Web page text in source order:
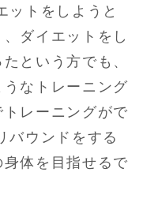
ットをしようと
ダイエットをし
という方でも、
なトレーニング
レーニングがで
バウンドをする
体を目指せるで